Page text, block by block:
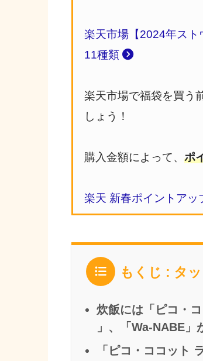
楽天市場【2024年ス
11種類
楽天市場で福袋を買う
しょう！
購入金額によって、ポ
楽天 新春ポイントア
もくじ : タ
炊飯には「ピコ・
」、「Wa-NABE」
「ピコ・ココット